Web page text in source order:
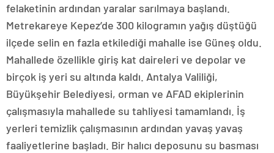
felaketinin ardından yaralar sarılmaya başlandı.
Metrekareye Kepez’de 300 kilogramın yağış düştüğü
ilçede selin en fazla etkilediği mahalle ise Güneş oldu.
Mahallede özellikle giriş kat daireleri ve depolar ve
birçok iş yeri su altında kaldı. Antalya Valiliği,
Büyükşehir Belediyesi, orman ve AFAD ekiplerinin
çalışmasıyla mahallede su tahliyesi tamamlandı. İş
yerleri temizlik çalışmasının ardından yavaş yavaş
faaliyetlerine başladı. Bir halıcı deposunu su basması